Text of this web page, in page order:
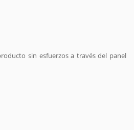
sin esfuerzos a través del panel